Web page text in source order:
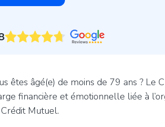
êtes âgé(e) de moins de 79 ans ?
financière et émotionnelle liée à
Mutuel.